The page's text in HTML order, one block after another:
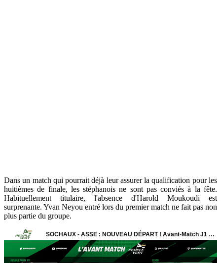
Dans un match qui pourrait déjà leur assurer la qualification pour les
huitièmes de finale, les stéphanois ne sont pas conviés à la fête.
Habituellement titulaire, l'absence d'Harold Moukoudi est
surprenante. Yvan Neyou entré lors du premier match ne fait pas non
plus partie du groupe.